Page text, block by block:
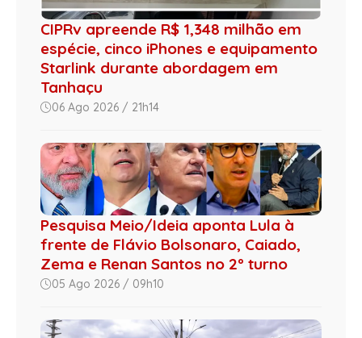
CIPRv apreende R$ 1,348 milhão em
espécie, cinco iPhones e equipamento
Starlink durante abordagem em
Tanhaçu
06 Ago 2026 / 21h14
Pesquisa Meio/Ideia aponta Lula à
frente de Flávio Bolsonaro, Caiado,
Zema e Renan Santos no 2º turno
05 Ago 2026 / 09h10